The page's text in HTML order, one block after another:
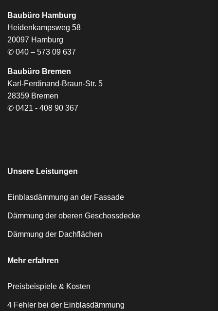
Baubüro Hamburg
Heidenkampsweg 58
20097 Hamburg
✆ 040 – 573 09 637
Baubüro Bremen
Karl-Ferdinand-Braun-Str. 5
28359 Bremen
✆ 0421 - 408 90 367
Unsere Leistungen
Einblasdämmung an der Fassade
Dämmung der oberen Geschossdecke
Dämmung der Dachflächen
Mehr erfahren
Preisbeispiele & Kosten
4 Fehler bei der Einblasdämmung